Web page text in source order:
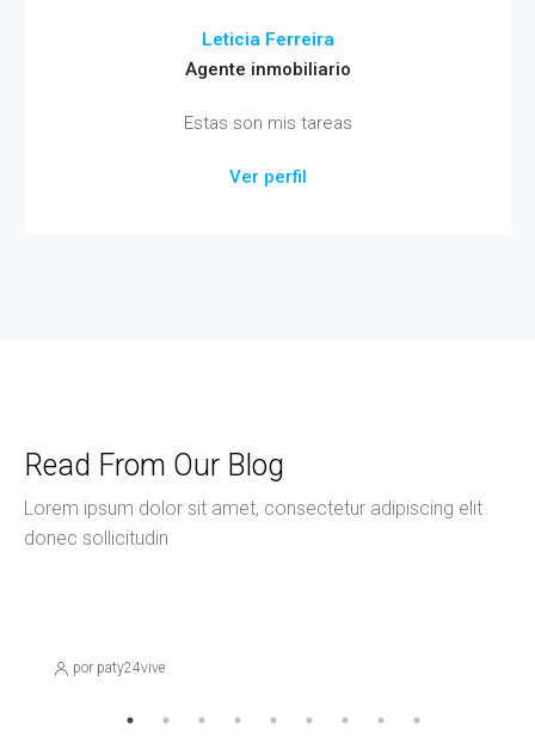
Leticia Ferreira
Agente inmobiliario
Estas son mis tareas
Ver perfil
Read From Our Blog
Lorem ipsum dolor sit amet, consectetur adipiscing elit
donec sollicitudin
por paty24vive